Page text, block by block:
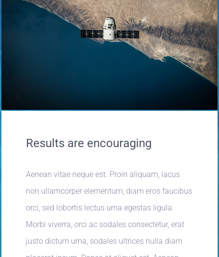
Results are encouraging
Aenean vitae neque est. Proin aliquam, lacus
non ullamcorper elementum, diam eros faucibus
orci, sed lobortis lectus urna egestas ligula.
Morbi viverra, orci ac sodales consectetur, erat
justo dictum urna, sodales ultrices nulla diam